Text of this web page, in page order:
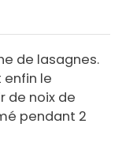
de lasagnes.
le
de noix de
pendant 2